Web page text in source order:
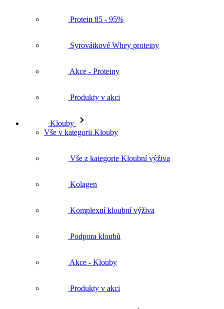
Protein 85 - 95%
Syrovátkové Whey proteiny
Akce - Proteiny
Produkty v akci
Klouby
Vše v kategorii Klouby
Vše z kategorie Kloubní výživa
Kolagen
Komplexní kloubní výživa
Podpora kloubů
Akce - Klouby
Produkty v akci